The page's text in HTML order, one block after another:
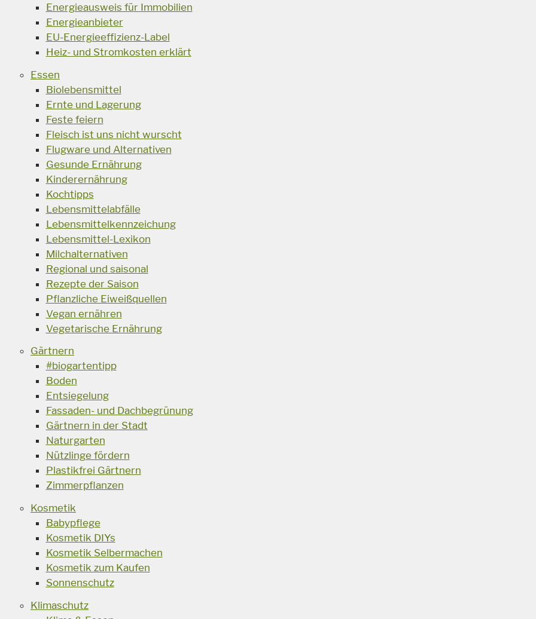
Energieausweis für Immobilien
Energieanbieter
EU-Energieeffizienz-Label
Heiz- und Stromkosten erklärt
Essen
Biolebensmittel
Ernte und Lagerung
Feste feiern
Fleisch ist uns nicht wurscht
Flugware und Alternativen
Gesunde Ernährung
Kinderernährung
Kochtipps
Lebensmittelabfälle
Lebensmittelkennzeichung
Lebensmittel-Lexikon
Milchalternativen
Regional und saisonal
Rezepte der Saison
Pflanzliche Eiweißquellen
Vegan ernähren
Vegetarische Ernährung
Gärtnern
#biogartentipp
Boden
Entsiegelung
Fassaden- und Dachbegrünung
Gärtnern in der Stadt
Naturgarten
Nützlinge fördern
Plastikfrei Gärtnern
Zimmerpflanzen
Kosmetik
Babypflege
Kosmetik DIYs
Kosmetik Selbermachen
Kosmetik zum Kaufen
Sonnenschutz
Klimaschutz